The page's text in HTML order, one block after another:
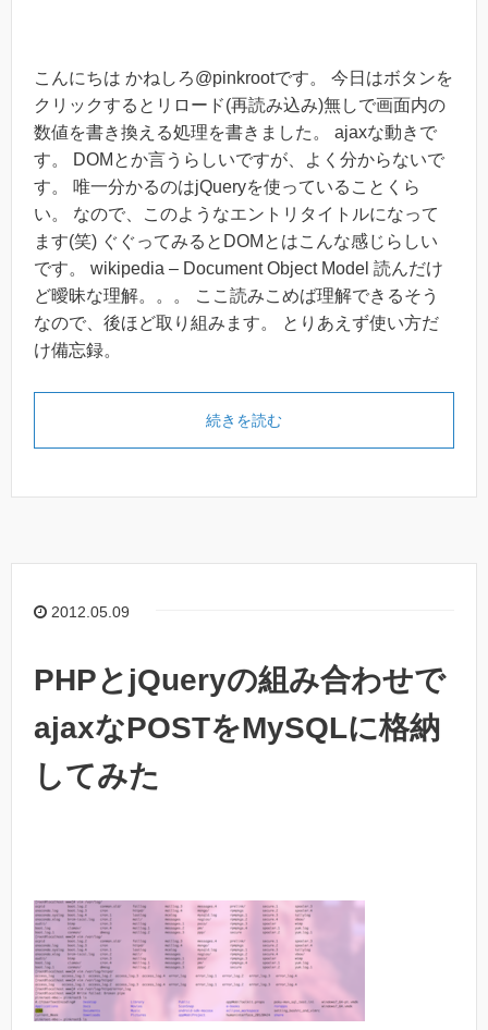
こんにちは かねしろ@pinkrootです。 今日はボタンを
クリックするとリロード(再読み込み)無しで画面内の
数値を書き換える処理を書きました。 ajaxな動きで
す。 DOMとか言うらしいですが、よく分からないで
す。 唯一分かるのはjQueryを使っていることくら
い。 なので、このようなエントリタイトルになって
ます(笑) ぐぐってみるとDOMとはこんな感じらしい
です。 wikipedia – Document Object Model 読んだけ
ど曖昧な理解。。。 ここ読みこめば理解できるそう
なので、後ほど取り組みます。 とりあえず使い方だ
け備忘録。
続きを読む
2012.05.09
PHPとjQueryの組み合わせで
ajaxなPOSTをMySQLに格納
してみた